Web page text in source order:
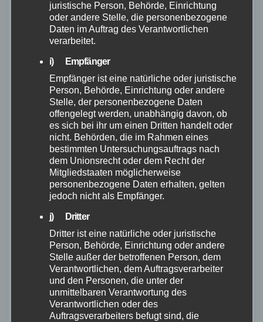
Leistungsumfang zu verlangen.
Das Honorar gemäß F 1. (dieser AGB) ist auch
dann in voller Höhe zu zahlen, wenn das in
Auftrag gegebene und gelieferte Bildmaterial
nicht veröffentlicht wird. Bei Verwendung der
Aufnahmen als Arbeitsvorlage für Layout- und
Präsentationszwecke fällt vorbehaltlich einer
abweichenden Vereinbarung ein Honorar von
mindestens 75,- EUR pro Aufnahme an.
Eine Aufrechnung oder die Ausübung des
Zurückbehaltungsrechts ist nur mit
Forderungen des Kunden zulässig. Zulässig ist
außerdem die Aufrechnung mit bestrittenen
aber entscheidungsreifen Gegenforderungen.
Sofern der Fotograf darlegen kann, dass das
vereinbarte Honorar nicht angemessen
erscheint, hat er das uneingeschränkte Recht
juristische Person, Behörde, Einrichtung
oder andere Stelle, die personenbezogene
Daten im Auftrag des Verantwortlichen
verarbeitet.
i) Empfänger
Empfänger ist eine natürliche oder juristische
Person, Behörde, Einrichtung oder andere
Stelle, der personenbezogene Daten
offengelegt werden, unabhängig davon, ob
es sich bei ihr um einen Dritten handelt oder
nicht. Behörden, die im Rahmen eines
bestimmten Untersuchungsauftrags nach
dem Unionsrecht oder dem Recht der
Mitgliedstaaten möglicherweise
personenbezogene Daten erhalten, gelten
jedoch nicht als Empfänger.
j) Dritter
Dritter ist eine natürliche oder juristische
Person, Behörde, Einrichtung oder andere
Stelle außer der betroffenen Person, dem
Verantwortlichen, dem Auftragsverarbeiter
und den Personen, die unter der
unmittelbaren Verantwortung des
Verantwortlichen oder des
Auftragsverarbeiters befugt sind, die